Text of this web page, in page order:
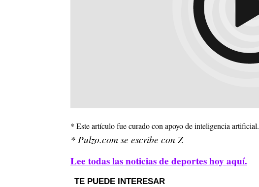
* Este artículo fue curado con apoyo de inteligencia artificial.
* Pulzo.com se escribe con Z
Lee todas las noticias de deportes hoy aquí.